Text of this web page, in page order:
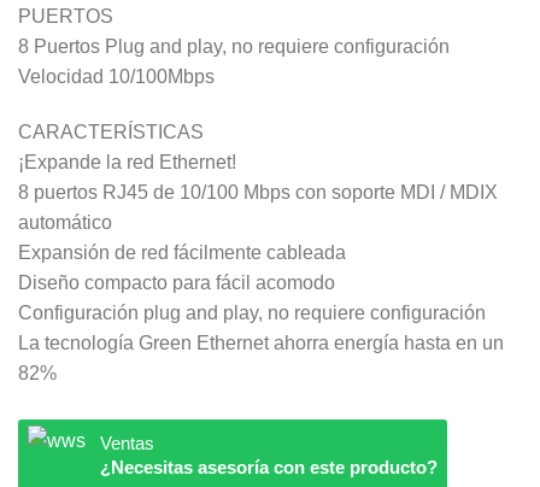
PUERTOS
8 Puertos Plug and play, no requiere configuración
Velocidad 10/100Mbps
CARACTERÍSTICAS
¡Expande la red Ethernet!
8 puertos RJ45 de 10/100 Mbps con soporte MDI / MDIX
automático
Expansión de red fácilmente cableada
Diseño compacto para fácil acomodo
Configuración plug and play, no requiere configuración
La tecnología Green Ethernet ahorra energía hasta en un
82%
Ventas
¿Necesitas asesoría con este producto?